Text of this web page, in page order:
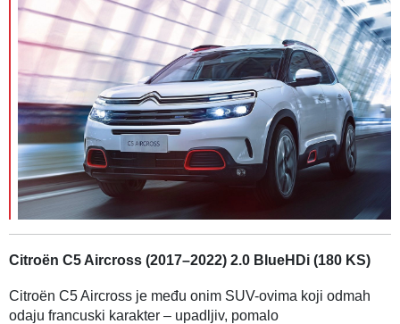
Citroën C5 Aircross (2017–2022) 2.0 BlueHDi (180 KS)
Citroën C5 Aircross je među onim SUV-ovima koji odmah
odaju francuski karakter – upadljiv, pomalo